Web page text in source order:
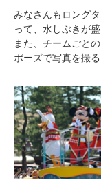
みなさんもロング
って、水しぶきが
また、チームごと
ポーズで写真を撮